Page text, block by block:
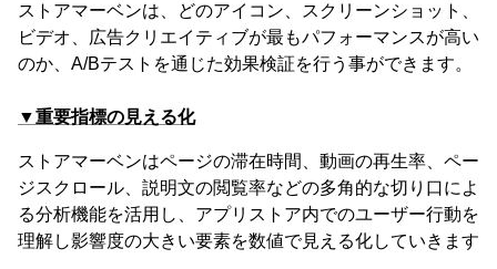
ストアマーベンは、どのアイコン、スクリーンショット、
ビデオ、広告クリエイティブが最もパフォーマンスが高い
のか、A/Bテストを通じた効果検証を行う事ができます。
▼重要指標の見える化
ストアマーベンはページの滞在時間、動画の再生率、ペー
ジスクロール、説明文の閲覧率などの多角的な切り口によ
る分析機能を活用し、アプリストア内でのユーザー行動を
理解し影響度の大きい要素を数値で見える化していきます